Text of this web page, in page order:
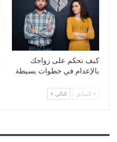
كيف تحكم على زواجك
بالإعدام في خطوات بسيطة
السابق التالي